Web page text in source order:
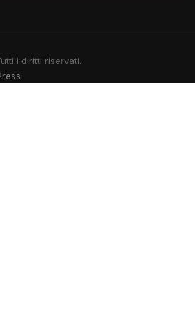
i diritti riservati.